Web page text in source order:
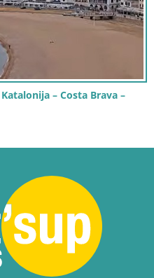
– Costa Brava –